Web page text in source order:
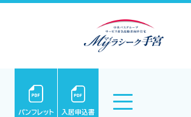
パンフレット 入居申込書